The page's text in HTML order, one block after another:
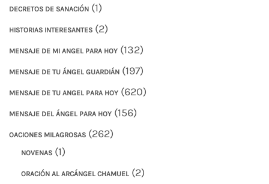
DECRETOS DE SANACIÓN (1)
HISTORIAS INTERESANTES (2)
MENSAJE DE MI ANGEL PARA HOY (132)
MENSAJE DE TU ÁNGEL GUARDIÁN (197)
MENSAJE DE TU ANGEL PARA HOY (620)
MENSAJE DEL ÁNGEL PARA HOY (156)
OACIONES MILAGROSAS (262)
NOVENAS (1)
ORACIÓN AL ARCÁNGEL CHAMUEL (2)